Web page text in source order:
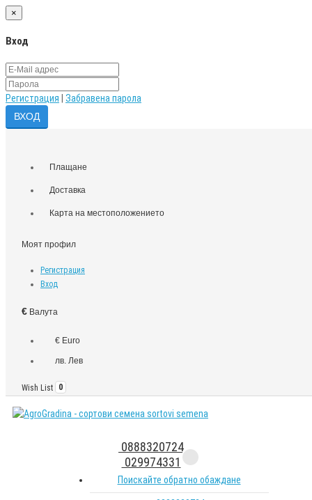
×
Вход
Регистрация Забравена парола
Плащане
Доставка
Карта на местоположението
Моят профил
Регистрация
Вход
€ Валута
€ Euro
лв. Лев
Wish List 0
0888320724
029974331
Поискайте обратно обаждане